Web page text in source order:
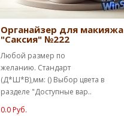
Органайзер для макияжа
"Саксия" №222
Любой размер по
желанию. Стандарт
(Д*Ш*В),мм: () Выбор цвета в
разделе "Доступные вар..
0.0 Руб.